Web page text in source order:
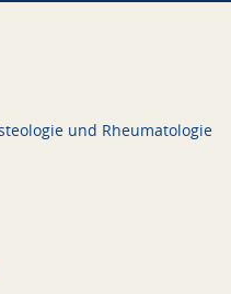
und Rheumatologie